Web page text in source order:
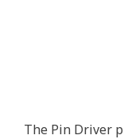
The Pin